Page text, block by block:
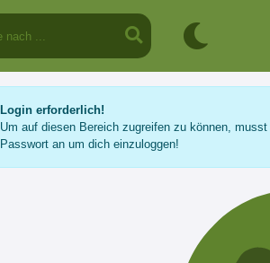
Login erforderlich!
Um auf diesen Bereich zugreifen zu können,
Passwort an um dich einzuloggen!